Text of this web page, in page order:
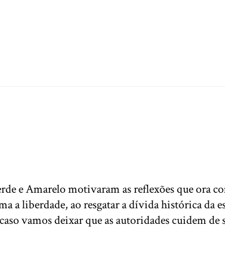
e Amarelo motivaram as reflexões que ora
a liberdade, ao resgatar a dívida histórica da
vamos deixar que as autoridades cuidem